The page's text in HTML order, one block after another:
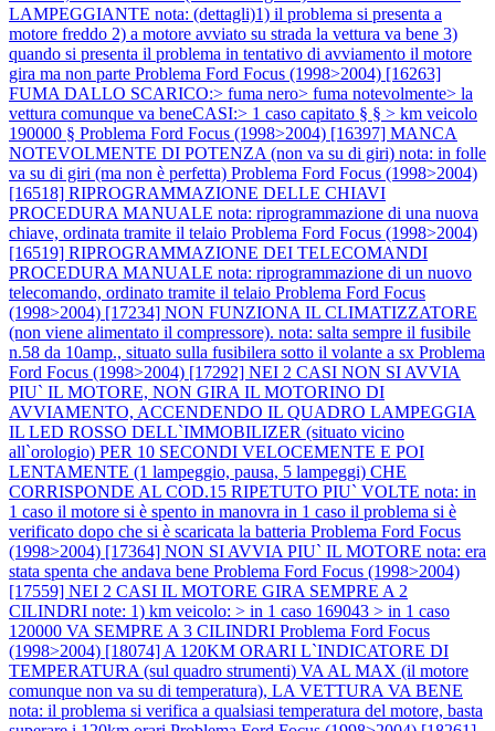
LAMPEGGIANTE nota: (dettagli)1) il problema si presenta a
motore freddo 2) a motore avviato su strada la vettura va bene 3)
quando si presenta il problema in tentativo di avviamento il motore
gira ma non parte Problema Ford Focus (1998>2004) [16263]
FUMA DALLO SCARICO:> fuma nero> fuma notevolmente> la
vettura comunque va beneCASI:> 1 caso capitato § § > km veicolo
190000 § Problema Ford Focus (1998>2004) [16397] MANCA
NOTEVOLMENTE DI POTENZA (non va su di giri) nota: in folle
va su di giri (ma non è perfetta) Problema Ford Focus (1998>2004)
[16518] RIPROGRAMMAZIONE DELLE CHIAVI
PROCEDURA MANUALE nota: riprogrammazione di una nuova
chiave, ordinata tramite il telaio Problema Ford Focus (1998>2004)
[16519] RIPROGRAMMAZIONE DEI TELECOMANDI
PROCEDURA MANUALE nota: riprogrammazione di un nuovo
telecomando, ordinato tramite il telaio Problema Ford Focus
(1998>2004) [17234] NON FUNZIONA IL CLIMATIZZATORE
(non viene alimentato il compressore). nota: salta sempre il fusibile
n.58 da 10amp., situato sulla fusibilera sotto il volante a sx Problema
Ford Focus (1998>2004) [17292] NEI 2 CASI NON SI AVVIA
PIU` IL MOTORE, NON GIRA IL MOTORINO DI
AVVIAMENTO, ACCENDENDO IL QUADRO LAMPEGGIA
IL LED ROSSO DELL`IMMOBILIZER (situato vicino
all`orologio) PER 10 SECONDI VELOCEMENTE E POI
LENTAMENTE (1 lampeggio, pausa, 5 lampeggi) CHE
CORRISPONDE AL COD.15 RIPETUTO PIU` VOLTE nota: in
1 caso il motore si è spento in manovra in 1 caso il problema si è
verificato dopo che si è scaricata la batteria Problema Ford Focus
(1998>2004) [17364] NON SI AVVIA PIU` IL MOTORE nota: era
stata spenta che andava bene Problema Ford Focus (1998>2004)
[17559] NEI 2 CASI IL MOTORE GIRA SEMPRE A 2
CILINDRI note: 1) km veicolo: > in 1 caso 169043 > in 1 caso
120000 VA SEMPRE A 3 CILINDRI Problema Ford Focus
(1998>2004) [18074] A 120KM ORARI L`INDICATORE DI
TEMPERATURA (sul quadro strumenti) VA AL MAX (il motore
comunque non va su di temperatura), LA VETTURA VA BENE
nota: il problema si verifica a qualsiasi temperatura del motore, basta